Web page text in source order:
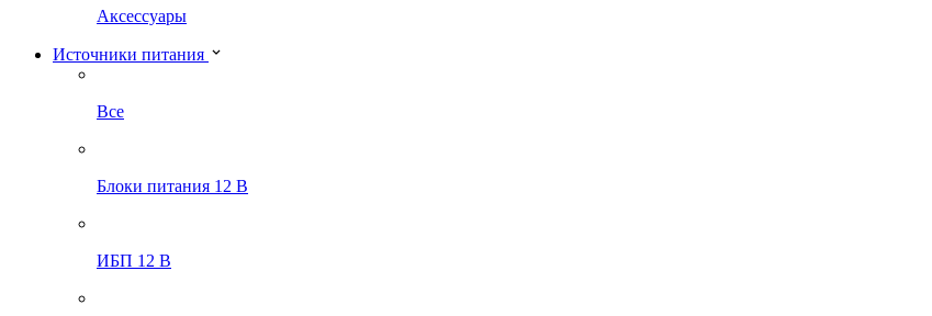
Аксессуары
Источники питания
Все
Блоки питания 12 В
ИБП 12 В